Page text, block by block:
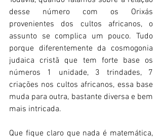
desse número com os Orixás
provenientes dos cultos africanos, o
assunto se complica um pouco. Tudo
porque diferentemente da cosmogonia
judaica cristã que tem forte base os
números 1 unidade, 3 trindades, 7
criações nos cultos africanos, essa base
muda para outra, bastante diversa e bem
mais intricada.
Que fique claro que nada é matemática,